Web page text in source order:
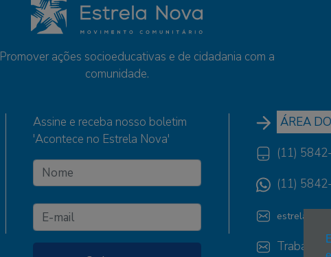
Promover ações socioeducativas e de cidadania com a
comunidade.
Assine e receba nosso boletim
'Acontece no Estrela Nova'
ÁREA
(11)
(11)
Trabalhe